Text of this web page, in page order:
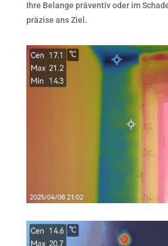
Ihre Belange präventiv oder im
präzise ans Ziel.